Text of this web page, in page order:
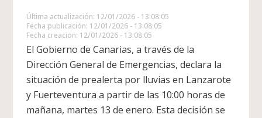
Última actualización: 12/01/2026 - 13:08:05
Fecha publicación: 12/01/2026 - 13:08:05
Fecha creacion: 12/01/2026 - 13:08:05
El Gobierno de Canarias, a través de la
Dirección General de Emergencias, declara la
situación de prealerta por lluvias en Lanzarote
y Fuerteventura a partir de las 10:00 horas de
mañana, martes 13 de enero. Esta decisión se